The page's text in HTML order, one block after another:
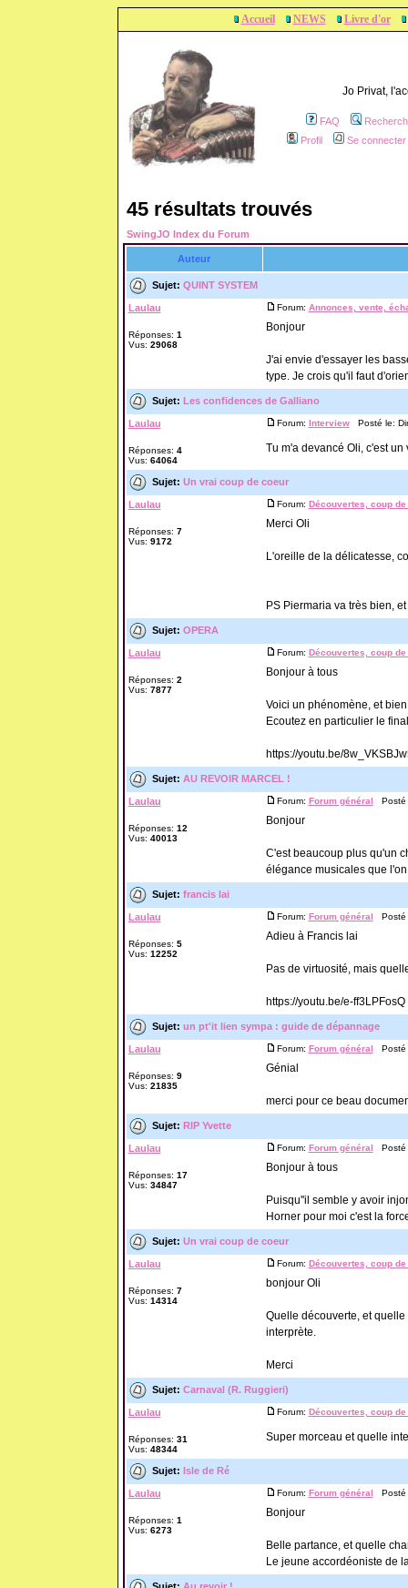
Accueil NEWS Livre d'or
Jo Privat,
FAQ
Profil
Se
45 résultats trouvés
SwingJO Index du Forum
Auteur
Sujet: QUINT SYSTEM
Laulau
Réponses: 1
Vus: 29068
Forum: Annonces, vente,
Bonjour
J'ai envie d'essayer les
type. Je crois qu'il faut
Sujet: Les confidences de Galliano
Laulau
Réponses: 4
Vus: 64064
Forum: InterviewPosté le:
Tu m'a devancé Oli, c'est
Sujet: Un vrai coup de coeur
Laulau
Réponses: 7
Vus: 9172
Forum: Découvertes, coup
Merci Oli
L'oreille de la délicatesse,
PS Piermaria va très bien,
Sujet: OPERA
Laulau
Réponses: 2
Vus: 7877
Forum: Découvertes, coup
Bonjour à tous
Voici un phénomène, et
Ecoutez en particulier le
https://youtu.be/
Sujet: AU REVOIR MARCEL !
Laulau
Réponses: 12
Vus: 40013
Forum: Forum général Posté
Bonjour
C'est beaucoup plus qu'un
élégance musicales que
Sujet: francis lai
Laulau
Réponses: 5
Vus: 12252
Forum: Forum général Posté
Adieu à Francis lai
Pas de virtuosité, mais
https://youtu.be/e-ff3LPFosQ
Sujet: un pt'it lien sympa : guide de dépannage
Laulau
Réponses: 9
Vus: 21835
Forum: Forum général Posté
Génial
merci pour ce beau
Sujet: RIP Yvette
Laulau
Réponses: 17
Vus: 34847
Forum: Forum général Posté
Bonjour à tous
Puisqu''il semble y avoir
Horner pour moi c'est la
Sujet: Un vrai coup de coeur
Laulau
Réponses: 7
Vus: 14314
Forum: Découvertes, coup
bonjour Oli
Quelle découverte, et
interprète.
Merci
Sujet: Carnaval (R. Ruggieri)
Laulau
Réponses: 31
Vus: 48344
Forum: Découvertes, coup
Super morceau et quelle
Sujet: Isle de Ré
Laulau
Réponses: 1
Vus: 6273
Forum: Forum général Posté
Bonjour
Belle partance, et quelle
Le jeune accordéoniste de